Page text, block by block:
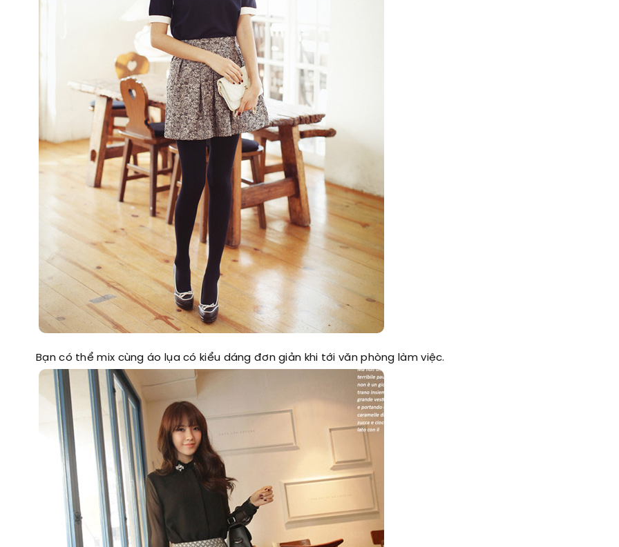
Bạn có thể mix cùng áo lụa có kiểu dáng đơn giản khi tới văn phòng làm việc.